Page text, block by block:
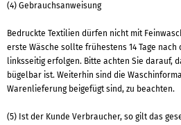
(4) Gebrauchsanweisung
Bedruckte Textilien dürfen nicht mit
erste Wäsche sollte frühestens 14 Tage nach
linksseitig erfolgen. Bitte achten Sie darauf,
bügelbar ist. Weiterhin sind die
Warenlieferung beigefügt sind, zu beachten.
(5) Ist der Kunde Verbraucher, so gilt das